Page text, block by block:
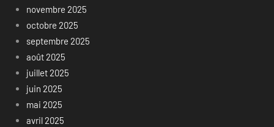
novembre 2025
octobre 2025
septembre 2025
août 2025
juillet 2025
juin 2025
mai 2025
avril 2025